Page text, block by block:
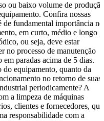
ou baixo volume de produção
Confira nossas
fundamental importância no
em curto, médio e longo
ou seja, deve estar
no processo de manutenção
paradas acima de 5 dias.
equipamento, quanto da
no retorno de suas
periodicamente? A
a limpeza de máquinas
clientes e fornecedores, que
responsabilidade com a